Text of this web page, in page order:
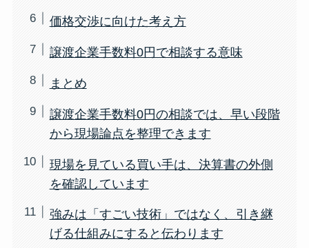
価格交渉に向けた考え方
譲渡企業手数料0円で相談する意味
まとめ
譲渡企業手数料0円の相談では、早い段階
から現場論点を整理できます
現場を見ている買い手は、決算書の外側
を確認しています
強みは「すごい技術」ではなく、引き継
げる仕組みにすると伝わります